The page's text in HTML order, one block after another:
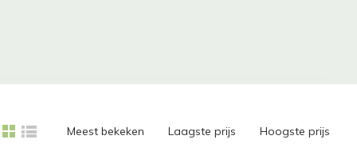
Meest bekeken Laagste prijs Hoogste prijs